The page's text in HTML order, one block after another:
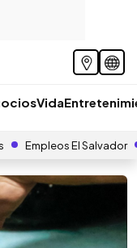
Vida
Empleos El Salvador